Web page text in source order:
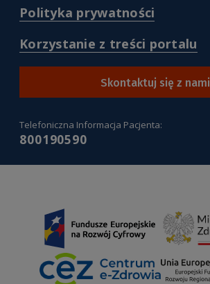
Polityka prywatności
/polityka-
prywatnosci
)
Korzystanie z treści portalu
/
z-
Skontaktuj się z nami
Telefoniczna Informacja Pacjenta:
800190590